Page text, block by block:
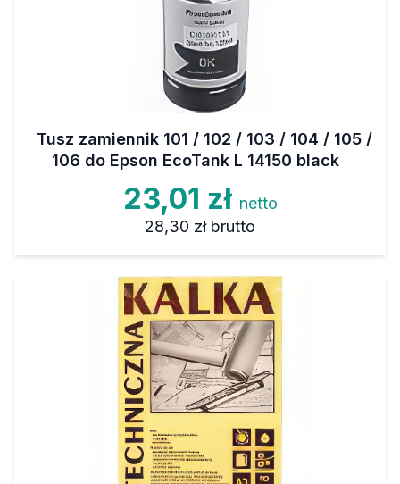
Tusz zamiennik 101 / 102 / 103 / 104 / 105 /
106 do Epson EcoTank L 14150 black
23,01 zł netto
28,30 zł brutto